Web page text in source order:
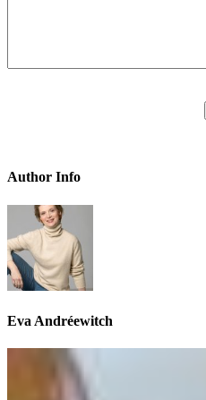
Author Info
Eva Andréewitch